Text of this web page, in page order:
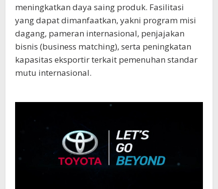
meningkatkan daya saing produk. Fasilitasi
yang dapat dimanfaatkan, yakni program misi
dagang, pameran internasional, penjajakan
bisnis (business matching), serta peningkatan
kapasitas eksportir terkait pemenuhan standar
mutu internasional.